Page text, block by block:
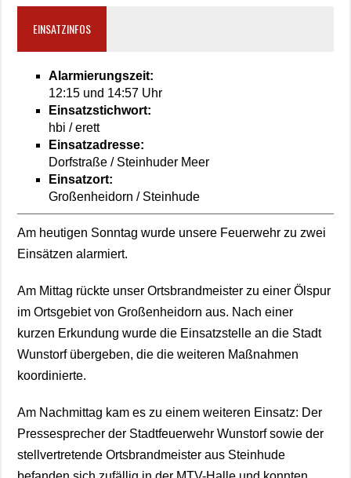
EINSATZINFOS
Alarmierungszeit:
12:15 und 14:57 Uhr
Einsatzstichwort:
hbi / erett
Einsatzadresse:
Dorfstraße / Steinhuder Meer
Einsatzort:
Großenheidorn / Steinhude
Am heutigen Sonntag wurde unsere Feuerwehr zu zwei
Einsätzen alarmiert.
Am Mittag rückte unser Ortsbrandmeister zu einer Ölspur
im Ortsgebiet von Großenheidorn aus. Nach einer
kurzen Erkundung wurde die Einsatzstelle an die Stadt
Wunstorf übergeben, die die weiteren Maßnahmen
koordinierte.
Am Nachmittag kam es zu einem weiteren Einsatz: Der
Pressesprecher der Stadtfeuerwehr Wunstorf sowie der
stellvertretende Ortsbrandmeister aus Steinhude